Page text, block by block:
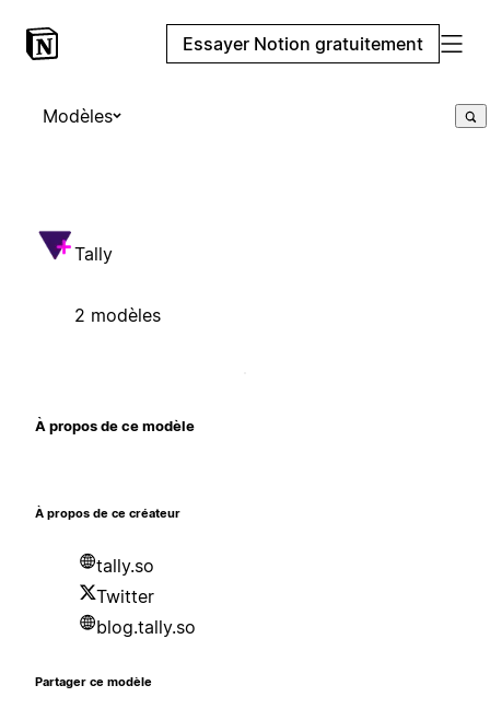
Essayer Notion gratuitement
Modèles
Tally
2 modèles
À propos de ce modèle
À propos de ce créateur
tally.so
Twitter
blog.tally.so
Partager ce modèle